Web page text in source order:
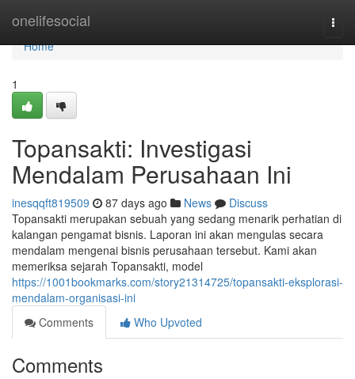
onelifesocial
Home
Home
1
Topansakti: Investigasi
Mendalam Perusahaan Ini
inesqqft819509 87 days ago News
Discuss
Topansakti merupakan sebuah yang sedang menarik perhatian di
kalangan pengamat bisnis. Laporan ini akan mengulas secara
mendalam mengenai bisnis perusahaan tersebut. Kami akan
memeriksa sejarah Topansakti, model
https://1001bookmarks.com/story21314725/topansakti-eksplorasi-
mendalam-organisasi-ini
Comments
Who Upvoted
Comments